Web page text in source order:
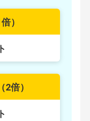
倍）
2倍）